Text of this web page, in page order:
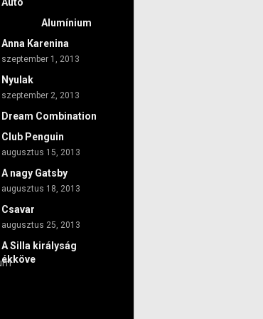
Alumínium
Anna Karenina
szeptember 1, 2013
Nyulak
szeptember 2, 2013
Dream Combination
Club Penguin
augusztus 15, 2013
A nagy Gatsby
augusztus 18, 2013
Csavar
augusztus 25, 2013
A Silla királyság
ékköve